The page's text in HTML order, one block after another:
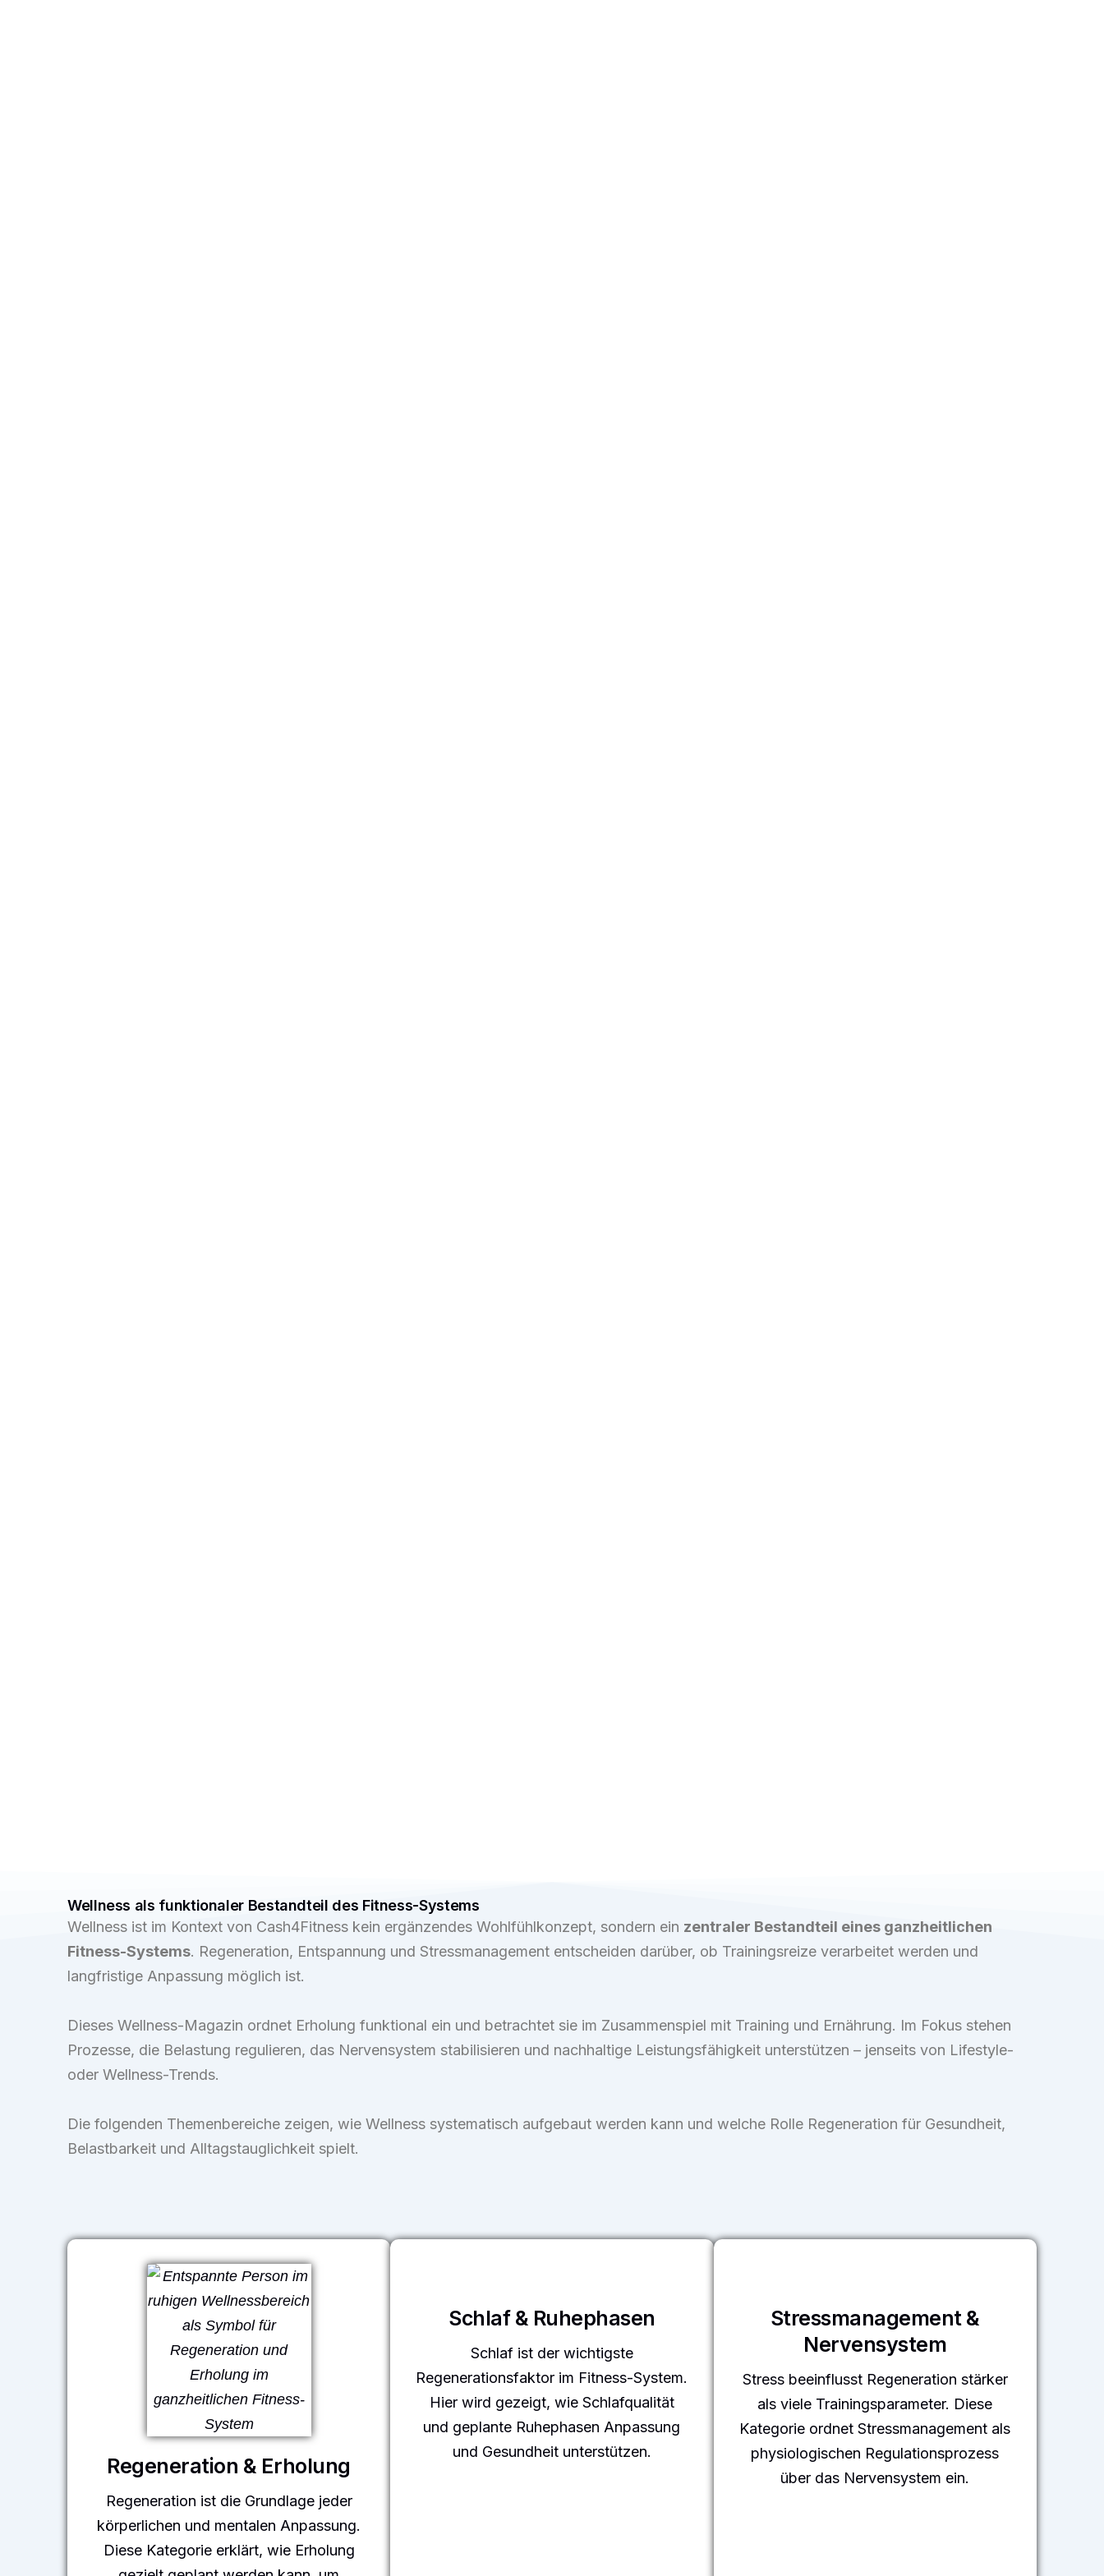
Wellness als funktionaler Bestandteil des Fitness-Systems
Wellness ist im Kontext von Cash4Fitness kein ergänzendes Wohlfühlkonzept, sondern ein zentraler Bestandteil eines ganzheitlichen
Fitness-Systems. Regeneration, Entspannung und Stressmanagement entscheiden darüber, ob Trainingsreize verarbeitet werden und
langfristige Anpassung möglich ist.
Dieses Wellness-Magazin ordnet Erholung funktional ein und betrachtet sie im Zusammenspiel mit Training und Ernährung. Im Fokus stehen
Prozesse, die Belastung regulieren, das Nervensystem stabilisieren und nachhaltige Leistungsfähigkeit unterstützen – jenseits von Lifestyle-
oder Wellness-Trends.
Die folgenden Themenbereiche zeigen, wie Wellness systematisch aufgebaut werden kann und welche Rolle Regeneration für Gesundheit,
Belastbarkeit und Alltagstauglichkeit spielt.
Regeneration & Erholung
Regeneration ist die Grundlage jeder
körperlichen und mentalen Anpassung.
Diese Kategorie erklärt, wie Erholung
Schlaf & Ruhephasen
Schlaf ist der wichtigste
Regenerationsfaktor im Fitness-System.
Hier wird gezeigt, wie Schlafqualität
und geplante Ruhephasen Anpassung
und Gesundheit unterstützen.
Stressmanagement &
Nervensystem
Stress beeinflusst Regeneration stärker
als viele Trainingsparameter. Diese
Kategorie ordnet Stressmanagement als
physiologischen Regulationsprozess
über das Nervensystem ein.